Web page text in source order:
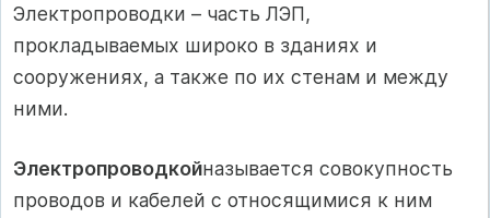
Электропроводки – часть ЛЭП,
прокладываемых широко в зданиях и
сооружениях, а также по их стенам и между
ними.
Электропроводкойназывается совокупность
проводов и кабелей с относящимися к ним